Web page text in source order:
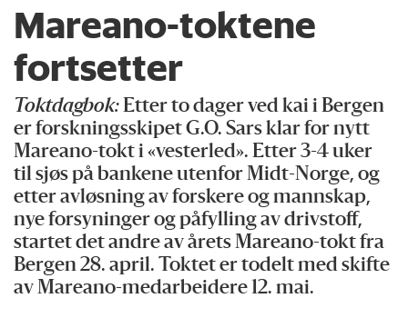
Mareano-toktene
fortsetter
Toktdagbok:Etter to dager ved kai i Bergen
er forskningsskipet G.O. Sars klar for nytt
Mareano-tokt i «vesterled». Etter 3-4 uker
til sjøs på bankene utenfor Midt-Norge, og
etter avløsning av forskere og mannskap,
nye forsyninger og påfylling av drivstoff,
startet det andre av årets Mareano-tokt fra
Bergen 28. april. Toktet er todelt med skifte
av Mareano-medarbeidere 12. mai.